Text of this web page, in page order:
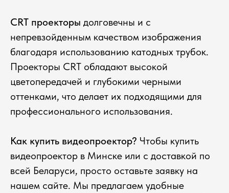
CRT проекторы долговечны и с
непревзойденным качеством изображения
благодаря использованию катодных трубок.
Проекторы CRT обладают высокой
цветопередачей и глубокими черными
оттенками, что делает их подходящими для
профессионального использования.
Как купить видеопроектор? Чтобы купить
видеопроектор в Минске или с доставкой по
всей Беларуси, просто оставьте заявку на
нашем сайте. Мы предлагаем удобные